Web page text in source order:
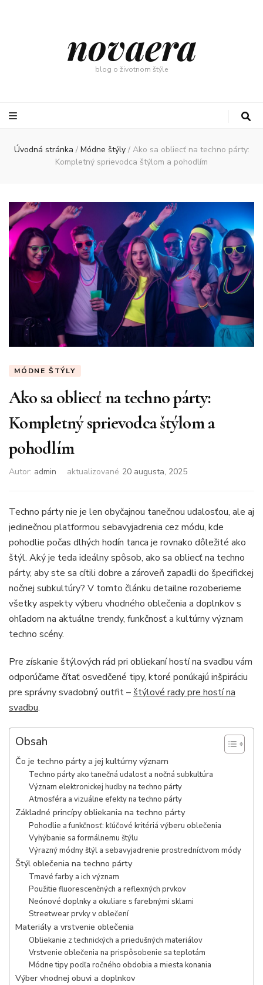
novaera
blog o životnom štýle
Úvodná stránka / Módne štýly / Ako sa obliecť na techno párty:
Kompletný sprievodca štýlom a pohodlím
MÓDNE ŠTÝLY
Ako sa obliecť na techno párty:
Kompletný sprievodca štýlom a
pohodlím
Autor: admin aktualizované 20 augusta, 2025
Techno párty nie je len obyčajnou tanečnou udalosťou, ale aj
jedinečnou platformou sebavyjadrenia cez módu, kde
pohodlie počas dlhých hodín tanca je rovnako dôležité ako
štýl. Aký je teda ideálny spôsob, ako sa obliecť na techno
párty, aby ste sa cítili dobre a zároveň zapadli do špecifickej
nočnej subkultúry? V tomto článku detailne rozoberieme
všetky aspekty výberu vhodného oblečenia a doplnkov s
ohľadom na aktuálne trendy, funkčnosť a kultúrny význam
techno scény.
Pre získanie štýlových rád pri obliekaní hostí na svadbu vám
odporúčame čítať osvedčené tipy, ktoré ponúkajú inšpiráciu
pre správny svadobný outfit – štýlové rady pre hostí na
svadbu.
Obsah
Čo je techno párty a jej kultúrny význam
Techno párty ako tanečná udalosť a nočná subkultúra
Význam elektronickej hudby na techno párty
Atmosféra a vizuálne efekty na techno párty
Základné princípy obliekania na techno párty
Pohodlie a funkčnosť: kľúčové kritériá výberu oblečenia
Vyhýbanie sa formálnemu štýlu
Výrazný módny štýl a sebavyjadrenie prostredníctvom módy
Štýl oblečenia na techno párty
Tmavé farby a ich význam
Použitie fluorescenčných a reflexných prvkov
Neónové doplnky a okuliare s farebnými sklami
Streetwear prvky v oblečení
Materiály a vrstvenie oblečenia
Obliekanie z technických a priedušných materiálov
Vrstvenie oblečenia na prispôsobenie sa teplotám
Módne tipy podľa ročného obdobia a miesta konania
Výber vhodnej obuvi a doplnkov